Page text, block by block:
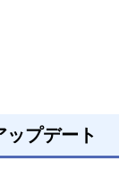
ップデート